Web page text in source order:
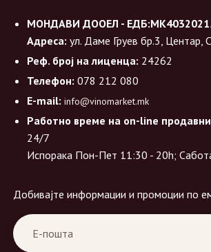
МОНДАВИ ДООЕЛ -
Адреса: ул. Даме Груев бр.3, Центар,
Реф. број на лиценца: 24262
Телефон: 078 212 080
E-mail: info@vinomarket.mk
Работно време на on-line
24/7
Испорака Пон-Пет 11:30 - 20h;
Добивајте информации и промоции по